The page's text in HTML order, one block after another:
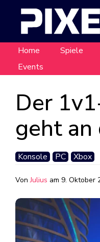
Home Spiele
Events
Der
geht
Konsole PC Xbox
VonJulius am 9. Oktober